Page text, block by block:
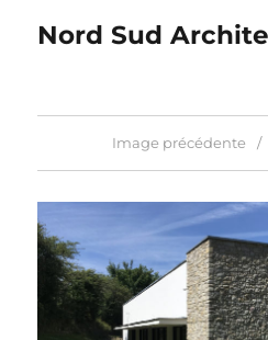
Nord Sud
Image précédente